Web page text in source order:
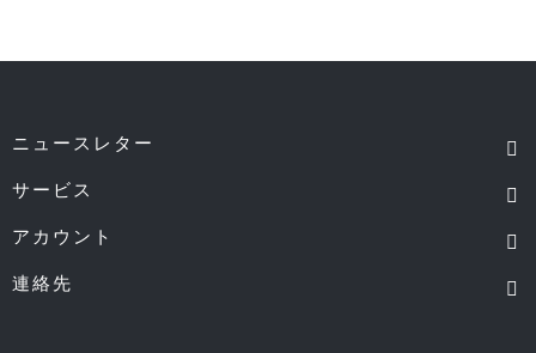
ニュースレター
サービス
アカウント
連絡先